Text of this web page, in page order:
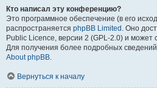
Кто написал эту конференцию?
Это программное обеспечение (в его
распространяется phpBB Limited . Оно
Public Licence, версии 2 (GPL-2.0) и может
Для получения более подробных
About phpBB.
Вернуться к началу